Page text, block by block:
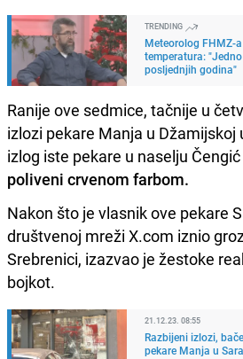
TRENDING
Meteorolog FHMZ-
temperatura:
posljednjih godina"
Ranije ove sedmice, tačnije u
izlozi pekare Manja u Džamijskoj
izlog iste pekare u naselju
poliveni crvenom farbom.
Nakon što je vlasnik ove pekare
društvenoj mreži X.com iznio
Srebrenici, izazvao je žestoke
bojkot.
21.12.23. 08:55
Razbijeni izlozi,
pekare Manja u